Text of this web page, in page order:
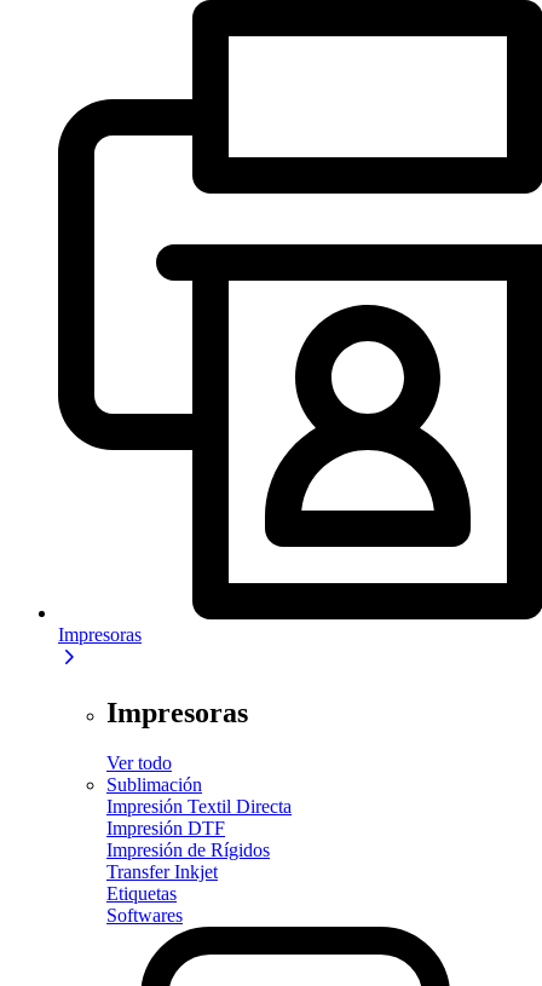
Impresoras
Impresoras
Ver todo
Sublimación
Impresión Textil Directa
Impresión DTF
Impresión de Rígidos
Transfer Inkjet
Etiquetas
Softwares